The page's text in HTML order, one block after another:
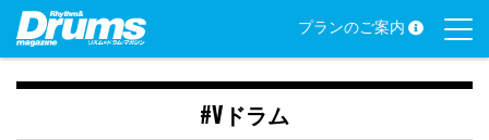
Skip
content
プランのご案内
#Vドラム